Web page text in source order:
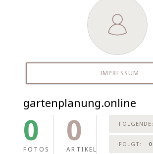
IMPRESSUM
gartenplanung.online
0
FOTOS
0
ARTIKEL
FOLGENDE:
FOLGT: 0